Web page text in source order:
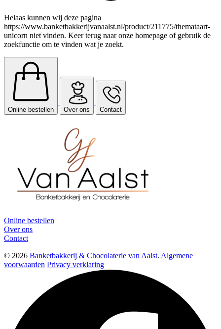
Helaas kunnen wij deze pagina
https://www.banketbakkerijvanaalst.nl/product/211775/themataart-
unicorn niet vinden. Keer terug naar onze homepage of gebruik de
zoekfunctie om te vinden wat je zoekt.
Online bestellen Over ons Contact
Online bestellen
Over ons
Contact
© 2026 Banketbakkerij & Chocolaterie van Aalst. Algemene
voorwaarden Privacy verklaring